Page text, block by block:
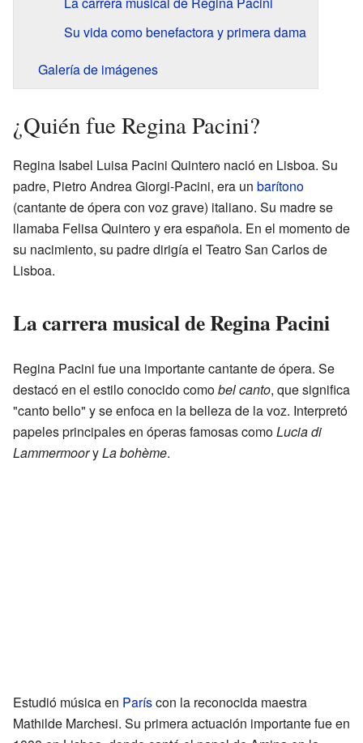
Su vida como benefactora y primera dama
Galería de imágenes
¿Quién fue Regina Pacini?
Regina Isabel Luisa Pacini Quintero nació en Lisboa. Su
padre, Pietro Andrea Giorgi-Pacini, era un barítono
(cantante de ópera con voz grave) italiano. Su madre se
llamaba Felisa Quintero y era española. En el momento de
su nacimiento, su padre dirigía el Teatro San Carlos de
Lisboa.
La carrera musical de Regina Pacini
Regina Pacini fue una importante cantante de ópera. Se
destacó en el estilo conocido comobel canto, que significa
"canto bello" y se enfoca en la belleza de la voz. Interpretó
papeles principales en óperas famosas comoLucia di
LammermooryLa bohème.
Estudió música en Paríscon la reconocida maestra
Mathilde Marchesi. Su primera actuación importante fue en